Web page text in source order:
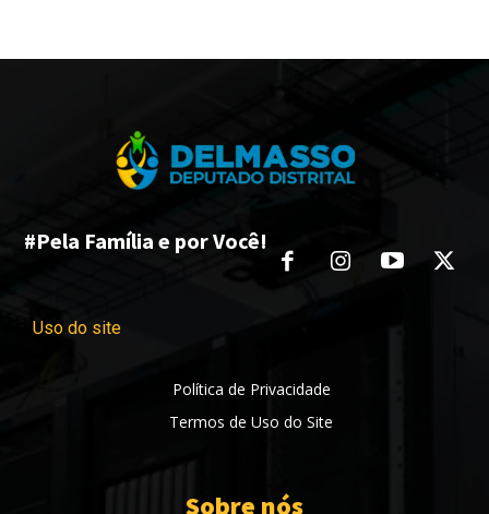
#Pela Família e por Você!
Uso do site
Política de Privacidade
Termos de Uso do Site
Sobre nós